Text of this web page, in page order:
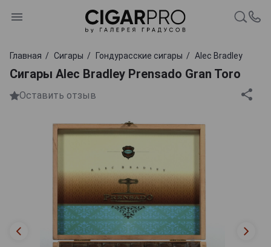
Главная Сигары Гондурасские сигары Alec Bradley
Сигары Alec Bradley Prensado Gran Toro
Оставить отзыв